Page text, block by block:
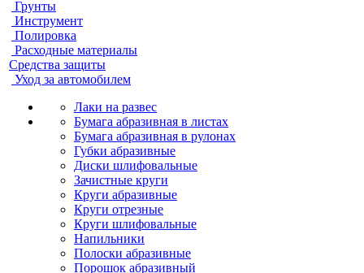
Грунты
Инструмент
Полировка
Расходные материалы
Средства защиты
Уход за автомобилем
Лаки на развес
Бумага абразивная в листах
Бумага абразивная в рулонах
Губки абразивные
Диски шлифовальные
Зачистные круги
Круги абразивные
Круги отрезные
Круги шлифовальные
Напильники
Полоски абразивные
Порошок абразивный